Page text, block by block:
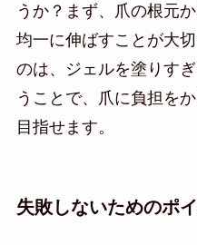
うか？まず、爪の根元
均一に伸ばすことが大
のは、ジェルを塗りす
うことで、爪に負担を
目指せます。
失敗しないためのポ